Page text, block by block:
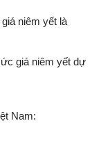
niêm yết là
giá niêm yết dự
Nam: